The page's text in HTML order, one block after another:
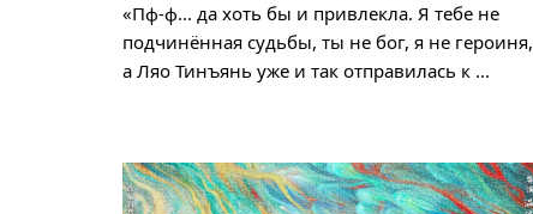
«Пф-ф… да хоть бы и привлекла. Я тебе не
подчинённая судьбы, ты не бог, я не героиня,
а Ляо Тинъянь уже и так отправилась к …